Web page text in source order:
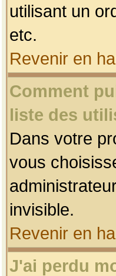
utilisant un
etc.
Revenir en
Comment
liste des
Dans votre
vous
invisible.
Revenir en
J'ai perdu